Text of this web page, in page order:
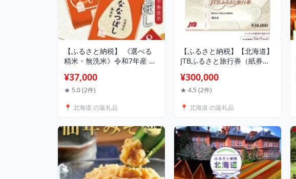
【ふるさと納税】 《選べる
精米・無洗米》令和7年産 ホ
し2kg×4袋 (精米／無洗米) 計
8kg ごはん こめ 白米 F6S-
¥37,000
★ 5.0 (2件)
📍 北海道 の返礼品
【ふるさと納税】【北海道】
JTBふるさと旅行券（紙券）
ラベル 宿泊 体験 観光 国内旅
行 紙券 利用券 高額 人気 お
¥300,000
★ 4.5 (2件)
📍 北海道 の返礼品